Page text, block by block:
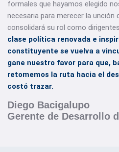
formales que hayamos elegido
necesaria para merecer la unción
consolidará su rol como
clase política renovada e
constituyente se vuelva a
gane nuestro favor para que,
retomemos la ruta hacia el
costó trazar.
Diego Bacigalupo
Gerente de Desarrollo